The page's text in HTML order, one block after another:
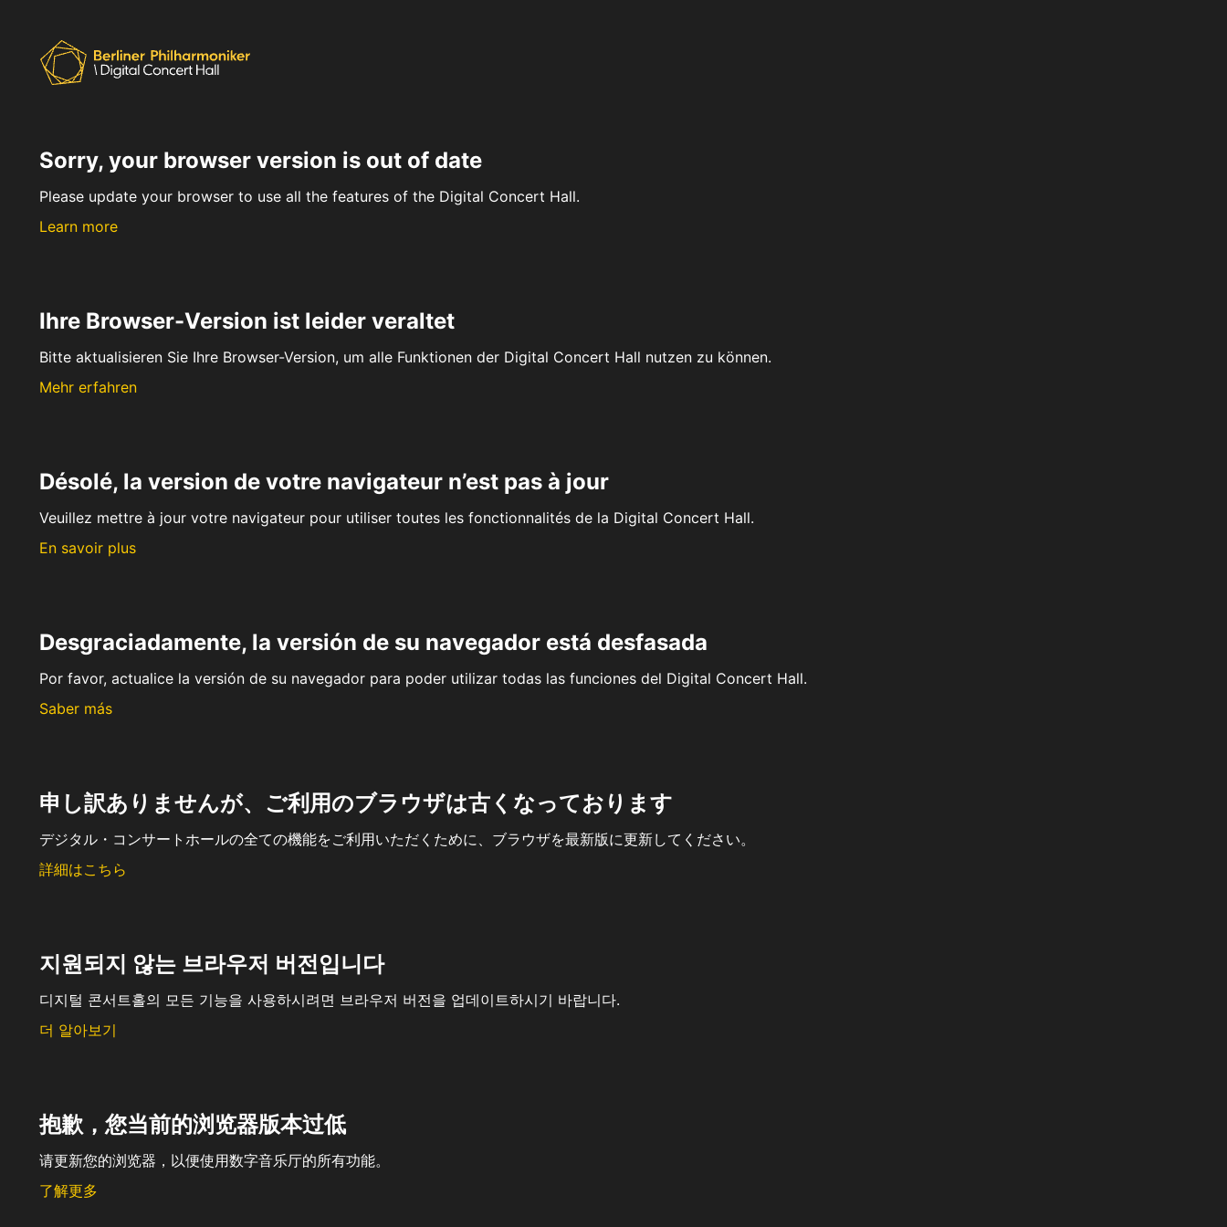
Sorry, your browser version is out of date
Please update your browser to use all the features of the Digital Concert Hall.
Learn more
Ihre Browser-Version ist leider veraltet
Bitte aktualisieren Sie Ihre Browser-Version, um alle Funktionen der Digital Concert Hall nutzen zu können.
Mehr erfahren
Désolé, la version de votre navigateur n’est pas à jour
Veuillez mettre à jour votre navigateur pour utiliser toutes les fonctionnalités de la Digital Concert Hall.
En savoir plus
Desgraciadamente, la versión de su navegador está desfasada
Por favor, actualice la versión de su navegador para poder utilizar todas las funciones del Digital Concert Hall.
Saber más
申し訳ありませんが、ご利用のブラウザは古くなっております
デジタル・コンサートホールの全ての機能をご利用いただくために、ブラウザを最新版に更新してください。
詳細はこちら
지원되지 않는 브라우저 버전입니다
디지털 콘서트홀의 모든 기능을 사용하시려면 브라우저 버전을 업데이트하시기 바랍니다.
더 알아보기
抱歉，您当前的浏览器版本过低
请更新您的浏览器，以便使用数字音乐厅的所有功能。
了解更多